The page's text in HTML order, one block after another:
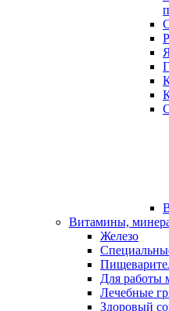
Витамины,
Железо
Для работы
Лечебные
Здоровый